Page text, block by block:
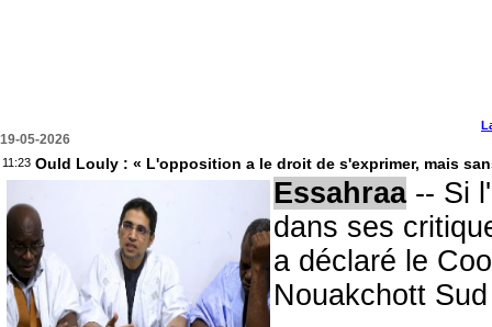
19-05-2026
11:23 Ould Louly : « L'opposition a le droit de s'exprimer, mais
Essahraa-- Si
dans ses
a déclaré le
Nouakchott